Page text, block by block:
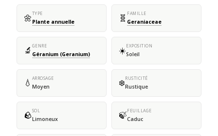
🌼TYPE
Plante annuelle 🧬 FAMILLE
Geraniaceae
🔬 GENRE
Géranium (Geranium) ☀️EXPOSITION
Soleil
💧 ARROSAGE
Moyen ❄️RUSTICITÉ
Rustique
🪨SOL
Limoneux 🍃FEUILLAGE
Caduc